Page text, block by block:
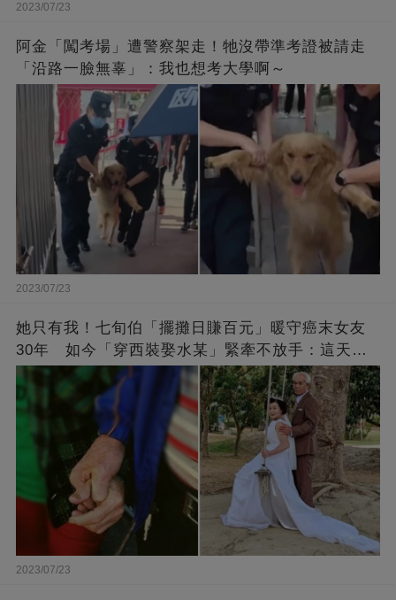
2023/07/23
阿金「闖考場」遭警察架走！牠沒帶準考證被請走
「沿路一臉無辜」：我也想考大學啊～
2023/07/23
她只有我！七旬伯「擺攤日賺百元」暖守癌末女友
30年 如今「穿西裝娶水某」緊牽不放手：這天等
了好久
2023/07/23